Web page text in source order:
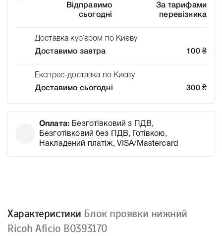
Відправимо
сьогодні
За тарифами
перевізника
Доставка кур`єром по Києву
Доставимо завтра
100 ₴
Експрес-доставка по Києву
Доставимо сьогодні
300 ₴
Оплата: Безготівковий з ПДВ,
Безготівковий без ПДВ, Готівкою,
Накладений платіж, VISA/Mastercard
Характеристики Блок проявки нижний
Ricoh Aficio B0393170